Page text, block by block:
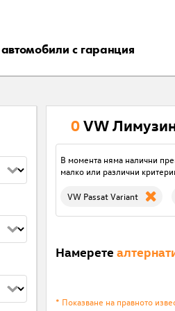
с гаранция
0VW
В момента няма налични
малко или различни
VW Passat Variant
Намерете
* Показване на правното